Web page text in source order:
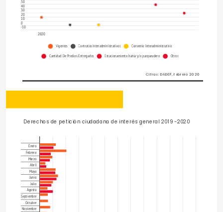
-10
0
10
20
30
40
50
2020
Vigentes Contratos Interadministrativos
Convenio Interadministrativo
Cantidad De Predios Entregados
Estacionamiento bahía y/o parqueadero Otros
Cifras: DADEP, febrero 2020
¿SOBRE QUÉ TIPO DE PETICIÓN CIUDADANA
Derechos de petición ciudadana de interés general 2019 -2020
Enero
Febrero
Marzo
Abril
Mayo
Junio
Julio
Agosto
Septiembre
Octubre
Noviembre